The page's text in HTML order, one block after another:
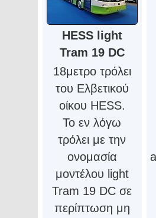
HESS light
Tram 19 DC
18μετρο τρόλει
του Ελβετικού
οίκου HESS.
Το εν λόγω
τρόλει με την
ονομασία
μοντέλου light
Tram 19 DC σε
περίπτωση μη